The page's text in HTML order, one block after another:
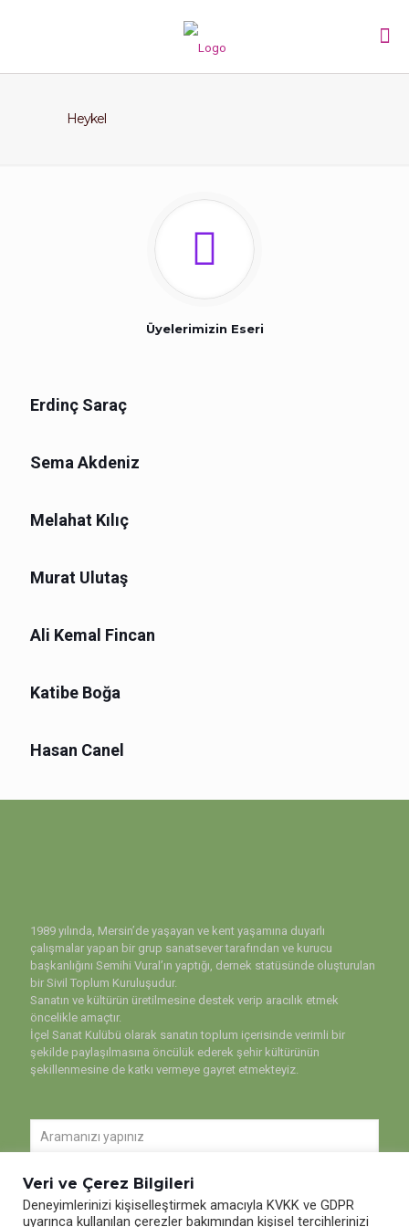
Heykel
Üyelerimizin Eseri
Erdinç Saraç
Sema Akdeniz
Melahat Kılıç
Murat Ulutaş
Ali Kemal Fincan
Katibe Boğa
Hasan Canel
1989 yılında, Mersin’de yaşayan ve kent yaşamına duyarlı
çalışmalar yapan bir grup sanatsever tarafından ve kurucu
başkanlığını Semihi Vural’ın yaptığı, dernek statüsünde oluşturulan
bir Sivil Toplum Kuruluşudur.
Sanatın ve kültürün üretilmesine destek verip aracılık etmek
öncelikle amaçtır.
İçel Sanat Kulübü olarak sanatın toplum içerisinde verimli bir
şekilde paylaşılmasına öncülük ederek şehir kültürünün
şekillenmesine de katkı vermeye gayret etmekteyiz.
Veri ve Çerez Bilgileri
Deneyimlerinizi kişiselleştirmek amacıyla KVKK ve GDPR
uyarınca kullanılan çerezler bakımından kişisel tercihlerinizi